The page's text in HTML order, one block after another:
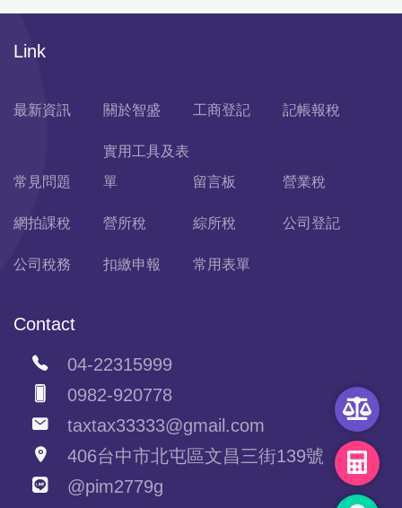
Link
最新資訊 關於智盛 工商登記 記帳報稅
常見問題
實用工具及表
單
留言板 營業稅
網拍課稅 營所稅 綜所稅 公司登記
公司稅務 扣繳申報 常用表單
Contact
04-22315999
0982-920778
taxtax33333@gmail.com
406台中市北屯區文昌三街139號
@pim2779g